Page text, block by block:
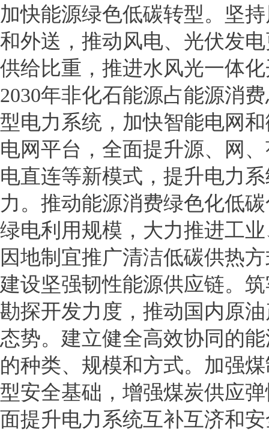
加快能源绿色低碳转型。坚
和外送，推动风电、光伏发
供给比重，推进水风光一体
2030年非化石能源占能源消
型电力系统，加快智能电网
电网平台，全面提升源、网
电直连等新模式，提升电力
力。推动能源消费绿色化低
绿电利用规模，大力推进工
因地制宜推广清洁低碳供热
建设坚强韧性能源供应链。
勘探开发力度，推动国内原
态势。建立健全高效协同的
的种类、规模和方式。加强
型安全基础，增强煤炭供应
面提升电力系统互补互济和